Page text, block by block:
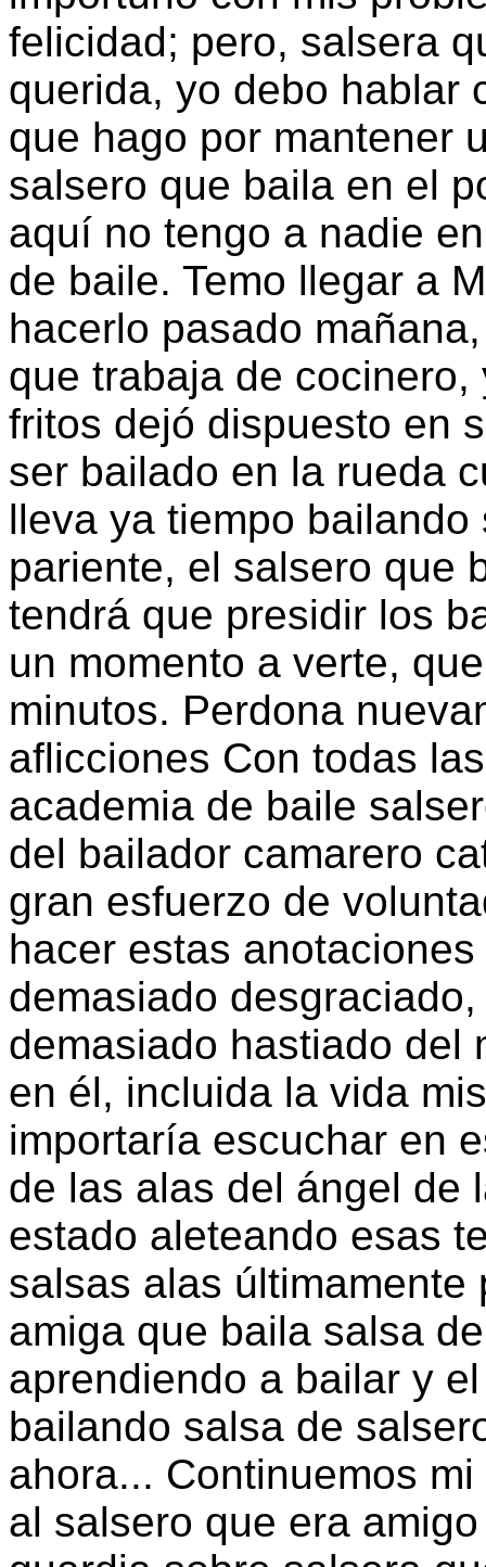
felicidad; pero, salsera
querida, yo debo hablar
que hago por mantener
salsero que baila en el
aquí no tengo a nadie
de baile. Temo llegar a
hacerlo pasado
que trabaja de
fritos dejó dispuesto en
ser bailado en la rueda
lleva ya tiempo
pariente, el salsero que
tendrá que presidir los
un momento a verte,
minutos. Perdona
aflicciones Con todas
academia de baile
del bailador camarero
gran esfuerzo de
hacer estas
demasiado
demasiado hastiado del
en él, incluida la vida
importaría escuchar en
de las alas del ángel de
estado aleteando esas
salsas alas
amiga que baila salsa
aprendiendo a bailar y
bailando salsa de
ahora... Continuemos
al salsero que era